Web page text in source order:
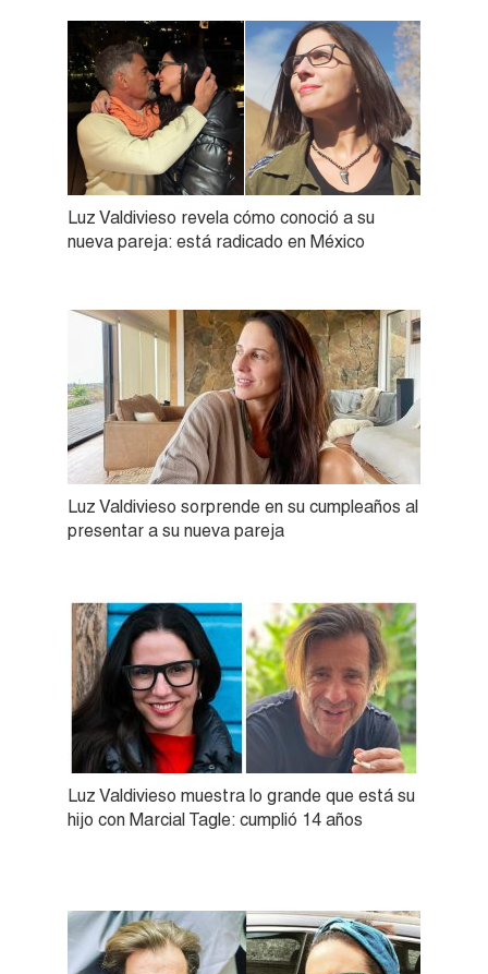
Luz Valdivieso revela cómo conoció a su
nueva pareja: está radicado en México
Luz Valdivieso sorprende en su cumpleaños al
presentar a su nueva pareja
Luz Valdivieso muestra lo grande que está su
hijo con Marcial Tagle: cumplió 14 años